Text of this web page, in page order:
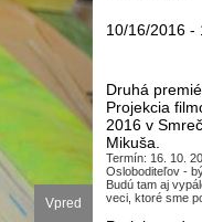
Vpred
10/16/2016 -
Druhá
Projekcia
2016 v
Mikuša.
Termín: 16. 10.
Osloboditeľov -
Budú tam aj
veci, ktoré sme